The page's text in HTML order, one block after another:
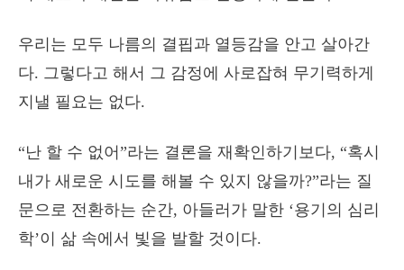
우리는 모두 나름의 결핍과 열등감을 안고 살아간
다. 그렇다고 해서 그 감정에 사로잡혀 무기력하게
지낼 필요는 없다.
“난 할 수 없어”라는 결론을 재확인하기보다, “혹시
내가 새로운 시도를 해볼 수 있지 않을까?”라는 질
문으로 전환하는 순간, 아들러가 말한 ‘용기의 심리
학’이 삶 속에서 빛을 발할 것이다.